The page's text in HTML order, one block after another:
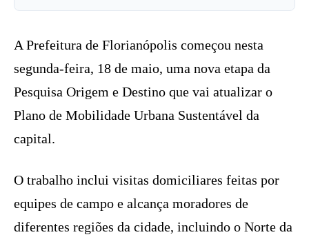
A Prefeitura de Florianópolis começou nesta
segunda-feira, 18 de maio, uma nova etapa da
Pesquisa Origem e Destino que vai atualizar o
Plano de Mobilidade Urbana Sustentável da
capital.
O trabalho inclui visitas domiciliares feitas por
equipes de campo e alcança moradores de
diferentes regiões da cidade, incluindo o Norte da